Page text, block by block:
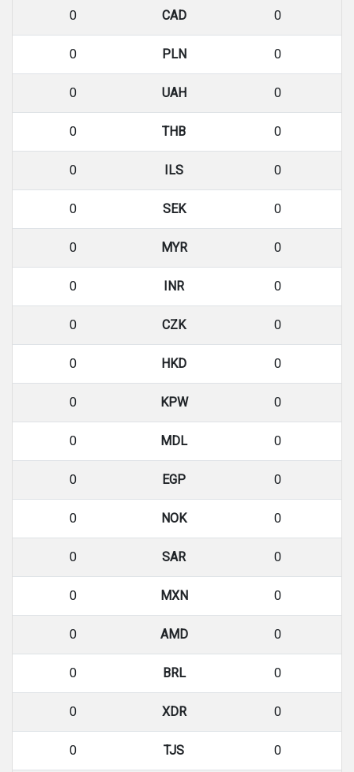
0 CAD 0
0 PLN 0
0 UAH 0
0 THB 0
0 ILS 0
0 SEK 0
0 MYR 0
0 INR 0
0 CZK 0
0 HKD 0
0 KPW 0
0 MDL 0
0 EGP 0
0 NOK 0
0 SAR 0
0 MXN 0
0 AMD 0
0 BRL 0
0 XDR 0
0 TJS 0